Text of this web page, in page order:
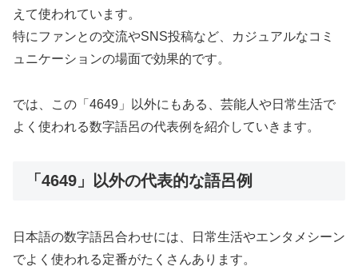
えて使われています。
特にファンとの交流やSNS投稿など、カジュアルなコミ
ュニケーションの場面で効果的です。
では、この「4649」以外にもある、芸能人や日常生活で
よく使われる数字語呂の代表例を紹介していきます。
「4649」以外の代表的な語呂例
日本語の数字語呂合わせには、日常生活やエンタメシーン
でよく使われる定番がたくさんあります。